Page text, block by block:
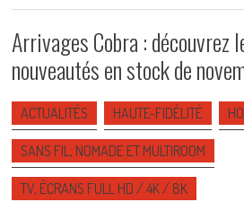
Arrivages Cobra : découvrez
nouveautés en stock de
ACTUALITÉS HAUTE-FIDÉLITÉ
SANS FIL, NOMADE ET MULTIROOM
TV, ÉCRANS FULL HD / 4K / 8K